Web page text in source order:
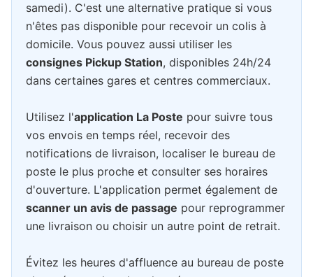
samedi). C'est une alternative pratique si vous
n'êtes pas disponible pour recevoir un colis à
domicile. Vous pouvez aussi utiliser les
consignes Pickup Station, disponibles 24h/24
dans certaines gares et centres commerciaux.
Utilisez l'application La Poste pour suivre tous
vos envois en temps réel, recevoir des
notifications de livraison, localiser le bureau de
poste le plus proche et consulter ses horaires
d'ouverture. L'application permet également de
scanner un avis de passage pour reprogrammer
une livraison ou choisir un autre point de retrait.
Évitez les heures d'affluence au bureau de poste